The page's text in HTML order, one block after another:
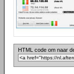
HTML code om naar